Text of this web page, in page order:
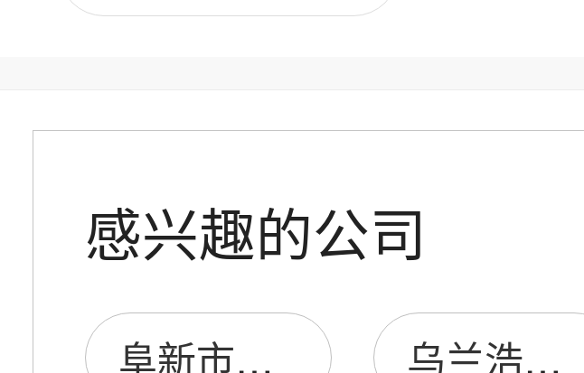
感兴趣的公司
阜新市景顺静电控制仪器经销处 乌兰浩特市惠众静电保健仪器服务站